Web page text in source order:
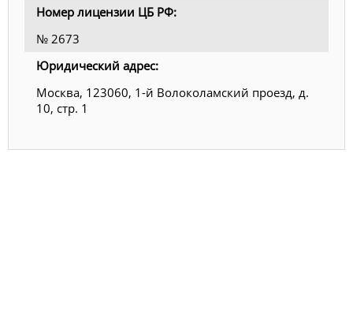
Номер лицензии ЦБ РФ:
№ 2673
Юридический адрес:
Москва, 123060, 1-й Волоколамский проезд, д.
10, стр. 1